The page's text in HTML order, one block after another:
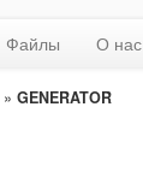
Файлы О нас
» GENERATOR